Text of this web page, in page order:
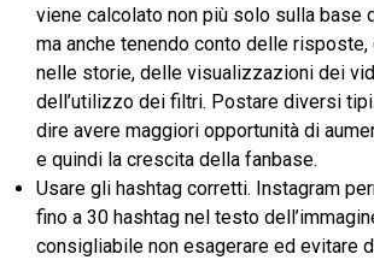
viene calcolato non più solo sulla base
ma anche tenendo conto delle
nelle storie, delle visualizzazioni dei
dell’utilizzo dei filtri. Postare diversi tipi
dire avere maggiori opportunità di
e quindi la crescita della fanbase.
Usare gli hashtag corretti. Instagram
fino a 30 hashtag nel testo
consigliabile non esagerare ed evitare